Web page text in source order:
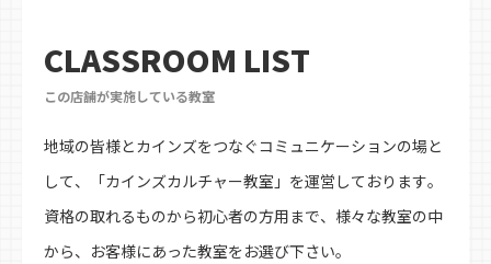
CLASSROOM LIST
この店舗が実施している教室
地域の皆様とカインズをつなぐコミュニケーションの場と
して、「カインズカルチャー教室」を運営しております。
資格の取れるものから初心者の方用まで、様々な教室の中
から、お客様にあった教室をお選び下さい。